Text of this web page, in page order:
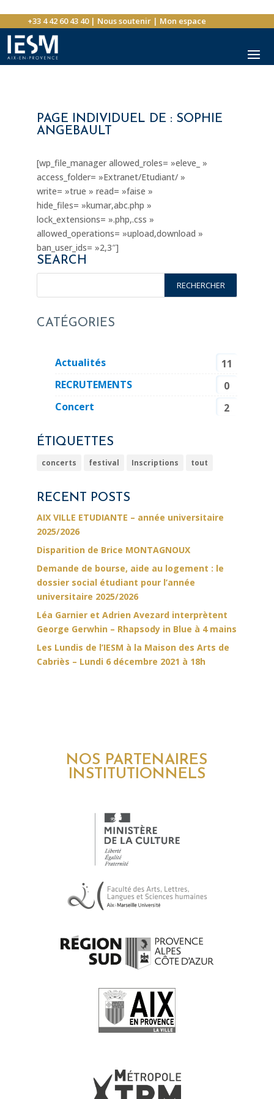
+33 4 42 60 43 40| Nous soutenir| Mon espace
PAGE INDIVIDUEL DE : SOPHIE
ANGEBAULT
[wp_file_manager allowed_roles= »eleve_ »
access_folder= »Extranet/Etudiant/ »
write= »true » read= »faise »
hide_files= »kumar,abc.php »
lock_extensions= ».php,.css »
allowed_operations= »upload,download »
ban_user_ids= »2,3″]
SEARCH
CATÉGORIES
Actualités
11
RECRUTEMENTS
0
Concert
2
ÉTIQUETTES
concerts festival Inscriptions tout
RECENT POSTS
AIX VILLE ETUDIANTE – année universitaire
2025/2026
Disparition de Brice MONTAGNOUX
Demande de bourse, aide au logement : le
dossier social étudiant pour l’année
universitaire 2025/2026
Léa Garnier et Adrien Avezard interprètent
George Gerwhin – Rhapsody in Blue à 4 mains
Les Lundis de l’IESM à la Maison des Arts de
Cabriès – Lundi 6 décembre 2021 à 18h
NOS PARTENAIRES
INSTITUTIONNELS